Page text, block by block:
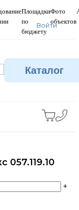
Площадки
по
бюджету
Фото
объектов
Войти
Каталог
+